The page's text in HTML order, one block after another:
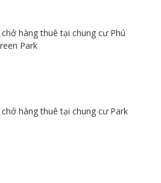
hàng thuê tại chung cư Phú
Park
hàng thuê tại chung cư Park